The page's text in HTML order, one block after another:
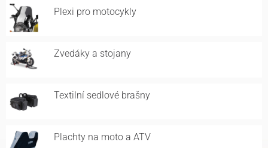
Plexi pro motocykly
Zvedáky a stojany
Textilní sedlové brašny
Plachty na moto a ATV